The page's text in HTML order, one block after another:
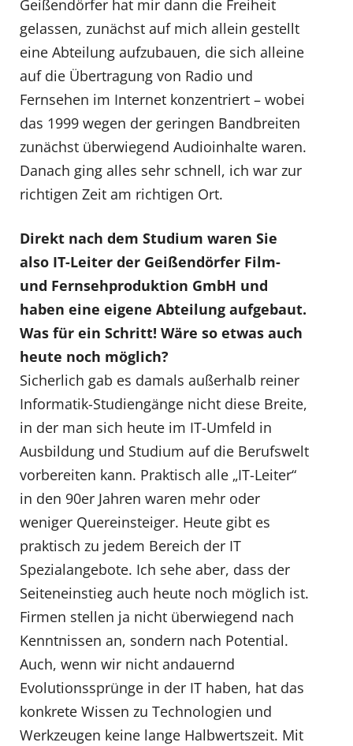
Geißendörfer hat mir dann die Freiheit
gelassen, zunächst auf mich allein gestellt
eine Abteilung aufzubauen, die sich alleine
auf die Übertragung von Radio und
Fernsehen im Internet konzentriert – wobei
das 1999 wegen der geringen Bandbreiten
zunächst überwiegend Audioinhalte waren.
Danach ging alles sehr schnell, ich war zur
richtigen Zeit am richtigen Ort.
Direkt nach dem Studium waren Sie
also IT-Leiter der Geißendörfer Film-
und Fernsehproduktion GmbH und
haben eine eigene Abteilung aufgebaut.
Was für ein Schritt! Wäre so etwas auch
heute noch möglich?
Sicherlich gab es damals außerhalb reiner
Informatik-Studiengänge nicht diese Breite,
in der man sich heute im IT-Umfeld in
Ausbildung und Studium auf die Berufswelt
vorbereiten kann. Praktisch alle „IT-Leiter“
in den 90er Jahren waren mehr oder
weniger Quereinsteiger. Heute gibt es
praktisch zu jedem Bereich der IT
Spezialangebote. Ich sehe aber, dass der
Seiteneinstieg auch heute noch möglich ist.
Firmen stellen ja nicht überwiegend nach
Kenntnissen an, sondern nach Potential.
Auch, wenn wir nicht andauernd
Evolutionssprünge in der IT haben, hat das
konkrete Wissen zu Technologien und
Werkzeugen keine lange Halbwertszeit. Mit